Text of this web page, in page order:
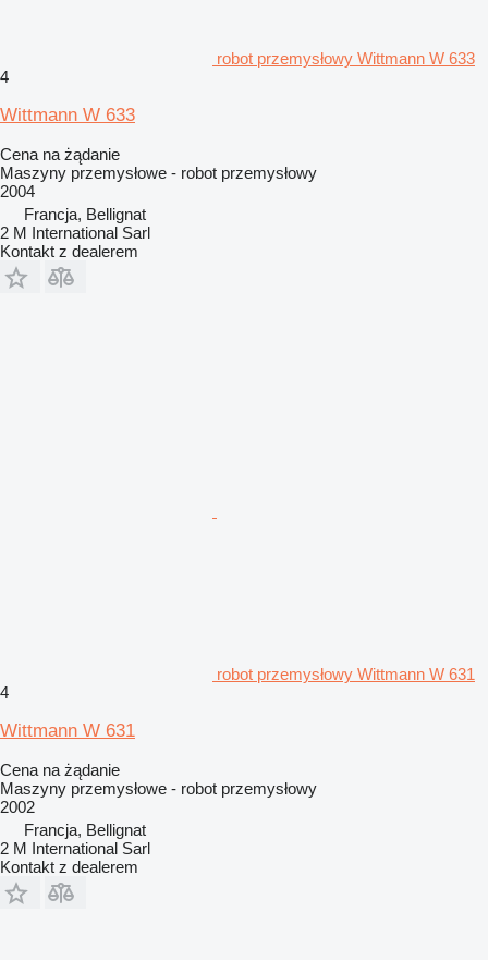
robot przemysłowy Wittmann W 633
4
Wittmann W 633
Cena na żądanie
Maszyny przemysłowe - robot przemysłowy
2004
Francja, Bellignat
2 M International Sarl
Kontakt z dealerem
robot przemysłowy Wittmann W 631
4
Wittmann W 631
Cena na żądanie
Maszyny przemysłowe - robot przemysłowy
2002
Francja, Bellignat
2 M International Sarl
Kontakt z dealerem